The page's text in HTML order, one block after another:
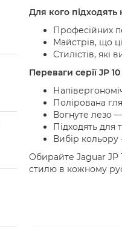
Для кого
Професійних
Майстрів, що
Стилістів, які
Переваги серії JP
Полірована
Вогнуте лезо
Підходять для
Вибір
Обирайте Jaguar JP
стилю в кожному